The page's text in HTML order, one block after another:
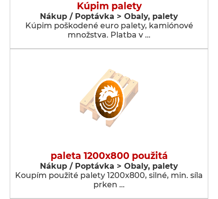
Kúpim palety
Nákup / Poptávka > Obaly, palety
Kúpim poškodené euro palety, kamiónové
množstva. Platba v …
paleta 1200x800 použitá
Nákup / Poptávka > Obaly, palety
Koupím použité palety 1200x800, silné, min. síla
prken …